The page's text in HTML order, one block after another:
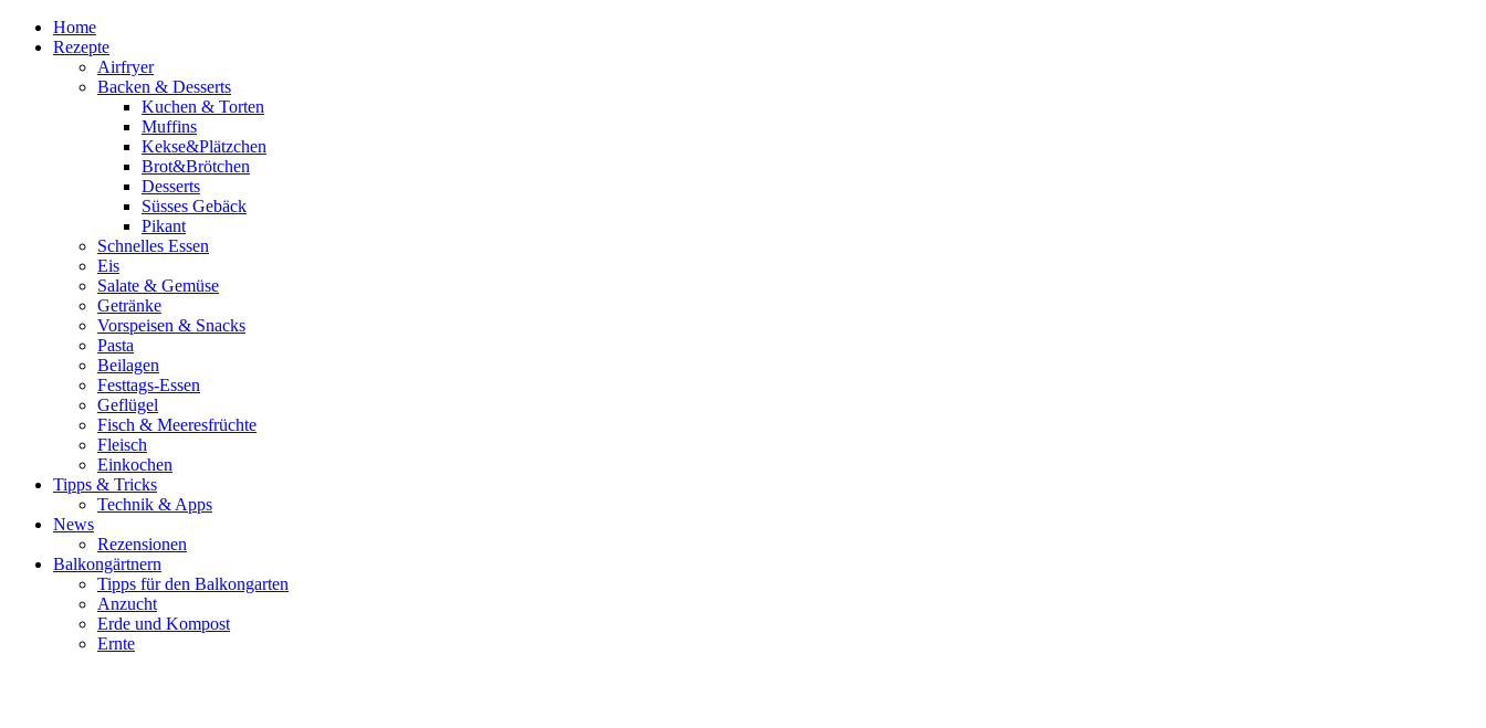
Home
Rezepte
Airfryer
Backen & Desserts
Kuchen & Torten
Muffins
Kekse&Plätzchen
Brot&Brötchen
Desserts
Süsses Gebäck
Pikant
Schnelles Essen
Eis
Salate & Gemüse
Getränke
Vorspeisen & Snacks
Pasta
Beilagen
Festtags-Essen
Geflügel
Fisch & Meeresfrüchte
Fleisch
Einkochen
Tipps & Tricks
Technik & Apps
News
Rezensionen
Balkongärtnern
Tipps für den Balkongarten
Anzucht
Erde und Kompost
Ernte